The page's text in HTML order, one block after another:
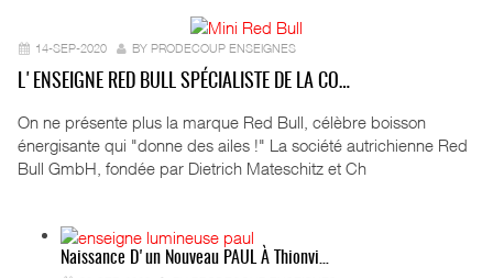
14-SEP-2020 BY PRODECOUP ENSEIGNES
L'ENSEIGNE RED BULL SPÉCIALISTE DE LA CO…
On ne présente plus la marque Red Bull, célèbre boisson
énergisante qui "donne des ailes !" La société autrichienne Red
Bull GmbH, fondée par Dietrich Mateschitz et Ch
Naissance D'un Nouveau PAUL À Thionvi…